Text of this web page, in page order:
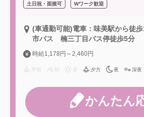
土日祝・面接可 Wワーク歓迎
(車通勤可能)電車：味美駅から徒
市バス 楠三丁目バス停徒歩5分
時給1,178円～2,460円
夕方 夜 深夜
かんたん